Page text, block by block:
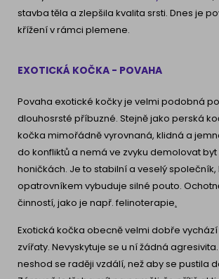
stavba těla a zlepšila kvalita srsti. Dnes je
křížení v rámci plemene.
EXOTICKÁ KOČKA - POVAHA
Povaha exotické kočky je velmi podobná
dlouhosrsté příbuzné. Stejně jako perská
kočka mimořádně vyrovnaná, klidná a
do konfliktů a nemá ve zvyku demolovat byt
honičkách. Je to stabilní a veselý společník,
opatrovníkem vybuduje silné pouto.
činností, jako je např. felinoterapie.
Exotická kočka obecně velmi dobře
zvířaty. Nevyskytuje se u ní žádná
neshod se raději vzdálí, než aby se pustila